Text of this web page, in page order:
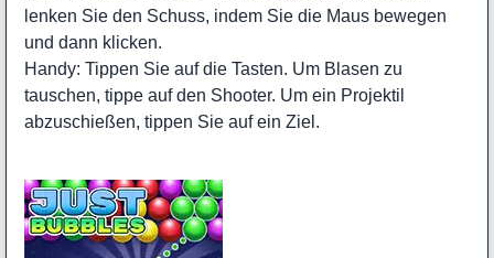
lenken Sie den Schuss, indem Sie die Maus bewegen
und dann klicken.
Handy: Tippen Sie auf die Tasten. Um Blasen zu
tauschen, tippe auf den Shooter. Um ein Projektil
abzuschießen, tippen Sie auf ein Ziel.